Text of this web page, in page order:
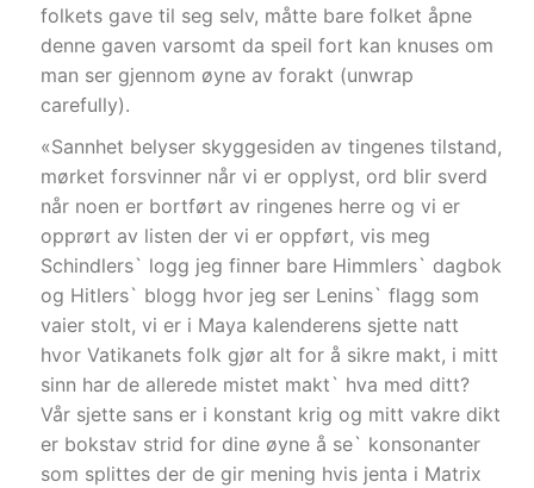
folkets gave til seg selv, måtte bare folket åpne
denne gaven varsomt da speil fort kan knuses om
man ser gjennom øyne av forakt (unwrap
carefully).
«Sannhet belyser skyggesiden av tingenes tilstand,
mørket forsvinner når vi er opplyst, ord blir sverd
når noen er bortført av ringenes herre og vi er
opprørt av listen der vi er oppført, vis meg
Schindlers` logg jeg finner bare Himmlers` dagbok
og Hitlers` blogg hvor jeg ser Lenins` flagg som
vaier stolt, vi er i Maya kalenderens sjette natt
hvor Vatikanets folk gjør alt for å sikre makt, i mitt
sinn har de allerede mistet makt` hva med ditt?
Vår sjette sans er i konstant krig og mitt vakre dikt
er bokstav strid for dine øyne å se` konsonanter
som splittes der de gir mening hvis jenta i Matrix